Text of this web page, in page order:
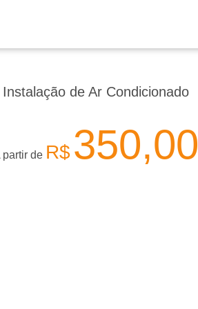
Instalação de Ar Condicionado
partir de R$350,00